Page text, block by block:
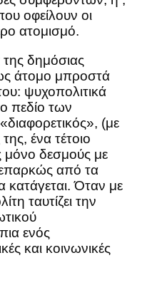
οφείλουν οι
ατομισμό.
δημόσιας
άτομο μπροστά
ψυχοπολιτικά
πεδίο των
(με
ένα τέτοιο
μόνο δεσμούς με
επαρκώς από τα
κατάγεται. Όταν με
ταυτίζει την
ενός
και κοινωνικές